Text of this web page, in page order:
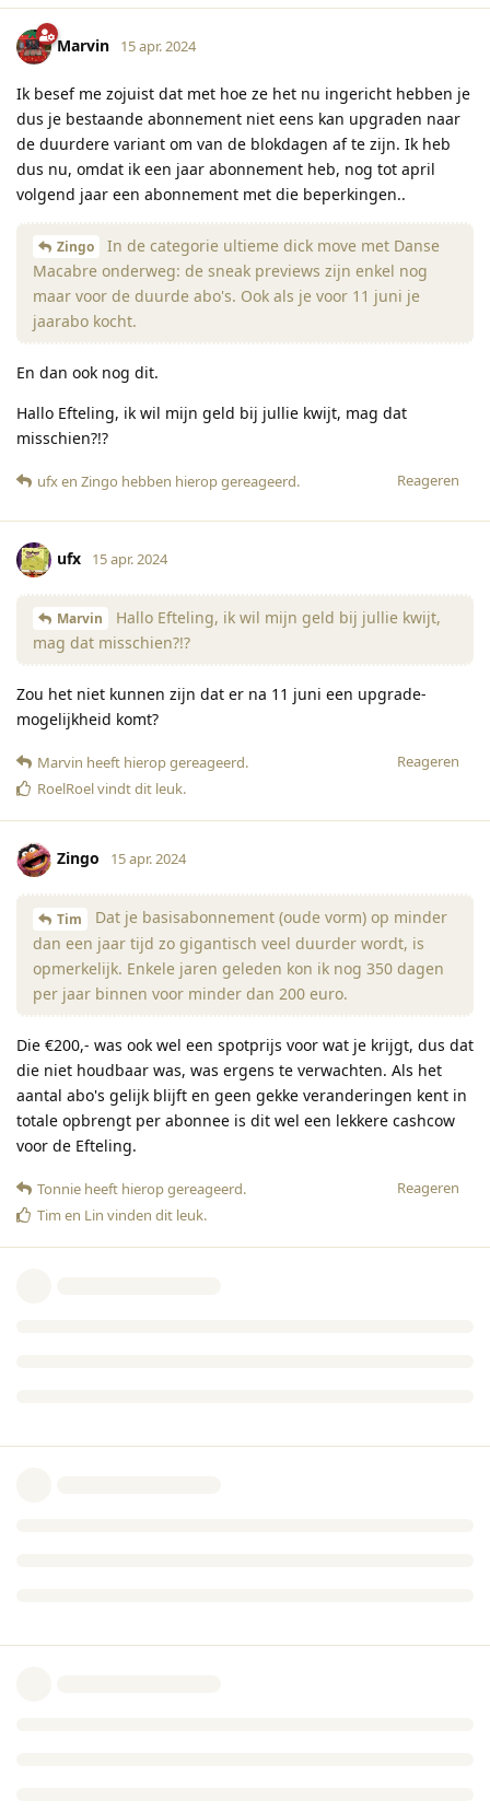
Marvin 15 apr. 2024
Ik besef me zojuist dat met hoe ze het nu ingericht hebben je
dus je bestaande abonnement niet eens kan upgraden naar
de duurdere variant om van de blokdagen af te zijn. Ik heb
dus nu, omdat ik een jaar abonnement heb, nog tot april
volgend jaar een abonnement met die beperkingen..
Zingo
In de categorie ultieme dick move met Danse
Macabre onderweg: de sneak previews zijn enkel nog
maar voor de duurde abo's. Ook als je voor 11 juni je
jaarabo kocht.
En dan ook nog dit.
Hallo Efteling, ik wil mijn geld bij jullie kwijt, mag dat
misschien?!?
Reageren
ufxen Zingo hebben hierop gereageerd.
ufx 15 apr. 2024
Marvin
Hallo Efteling, ik wil mijn geld bij jullie kwijt,
mag dat misschien?!?
Zou het niet kunnen zijn dat er na 11 juni een upgrade-
mogelijkheid komt?
Reageren
Marvin heeft hierop gereageerd.
RoelRoelvindt dit leuk.
Zingo 15 apr. 2024
Tim
Dat je basisabonnement (oude vorm) op minder
dan een jaar tijd zo gigantisch veel duurder wordt, is
opmerkelijk. Enkele jaren geleden kon ik nog 350 dagen
per jaar binnen voor minder dan 200 euro.
Die €200,- was ook wel een spotprijs voor wat je krijgt, dus dat
die niet houdbaar was, was ergens te verwachten. Als het
aantal abo's gelijk blijft en geen gekke veranderingen kent in
totale opbrengt per abonnee is dit wel een lekkere cashcow
voor de Efteling.
Reageren
Tonnie heeft hierop gereageerd.
Tim en Lin vinden dit leuk.